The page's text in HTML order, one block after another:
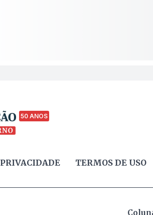
50 ANOS
PRIVACIDADE TERMOS DE USO